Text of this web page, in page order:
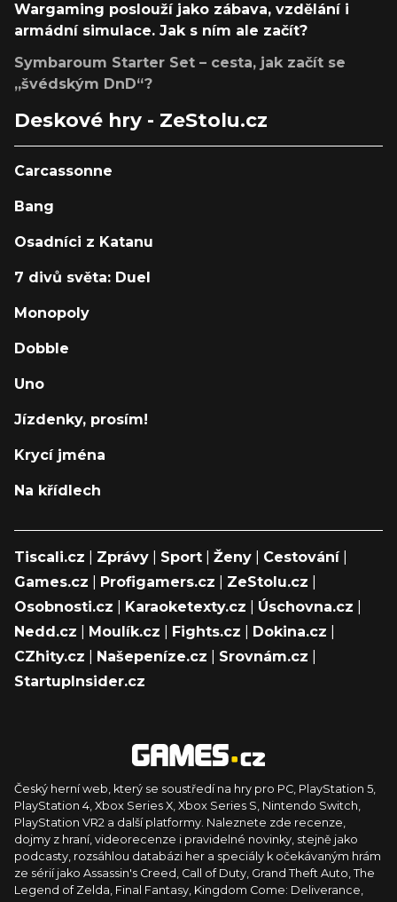
Wargaming poslouží jako zábava, vzdělání i
armádní simulace. Jak s ním ale začít?
Symbaroum Starter Set – cesta, jak začít se
„švédským DnD“?
Deskové hry - ZeStolu.cz
Carcassonne
Bang
Osadníci z Katanu
7 divů světa: Duel
Monopoly
Dobble
Uno
Jízdenky, prosím!
Krycí jména
Na křídlech
Tiscali.cz Zprávy Sport Ženy Cestování|
Games.cz
Profigamers.cz ZeStolu.cz
Osobnosti.cz
Karaoketexty.cz Úschovna.cz
Nedd.cz
Moulík.cz Fights.cz Dokina.cz
CZhity.cz
Našepeníze.cz Srovnám.cz
StartupInsider.cz
Český herní web, který se soustředí na hry pro PC, PlayStation 5,
PlayStation 4, Xbox Series X, Xbox Series S, Nintendo Switch,
PlayStation VR2 a další platformy. Naleznete zde recenze,
dojmy z hraní, videorecenze i pravidelné novinky, stejně jako
podcasty, rozsáhlou databázi her a speciály k očekávaným hrám
ze sérií jako Assassin's Creed, Call of Duty, Grand Theft Auto, The
Legend of Zelda, Final Fantasy, Kingdom Come: Deliverance,